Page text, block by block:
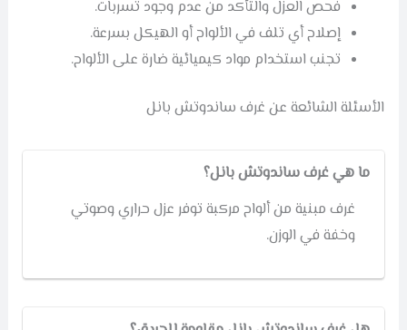
فحص العزل والتأكد من عدم وجود تسربات.
إصلاح أي تلف في الألواح أو الهيكل بسرعة.
تجنب استخدام مواد كيميائية ضارة على الألواح.
الأسئلة الشائعة عن غرف ساندوتش بانل
ما هي غرف ساندوتش بانل؟
غرف مبنية من ألواح مركبة توفر عزل حراري وصوتي
وخفة في الوزن.